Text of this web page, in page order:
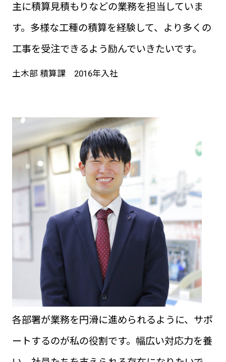
主に積算見積もりなどの業務を担当していま
す。多様な工種の積算を経験して、より多くの
工事を受注できるよう励んでいきたいです。
土木部 積算課 2016年入社
各部署が業務を円滑に進められるように、サポ
ートするのが私の役割です。幅広い対応力を養